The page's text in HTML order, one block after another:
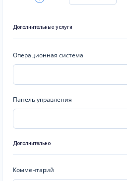
Дополнительные услуги
Операционная система
Панель управления
Дополнительно
Комментарий